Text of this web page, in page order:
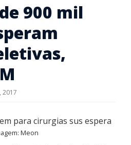
900 mil
2017
Meon